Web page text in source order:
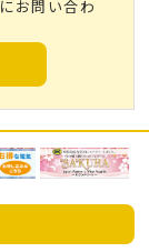
お問い合わ